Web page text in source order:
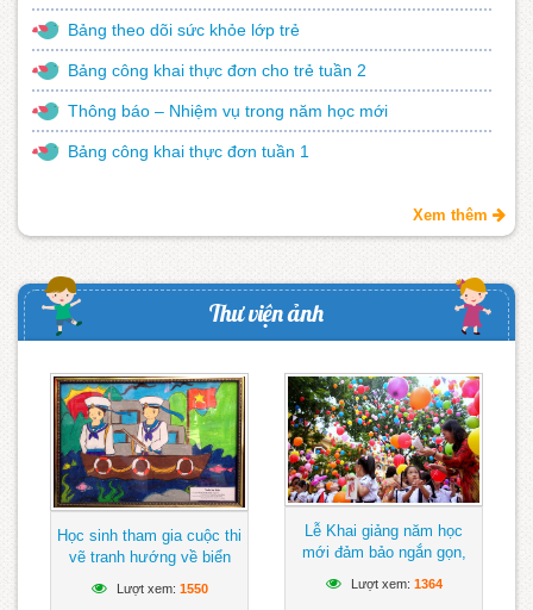
Bảng theo dõi sức khỏe lớp trẻ
Bảng công khai thực đơn cho trẻ tuần 2
Thông báo – Nhiệm vụ trong năm học mới
Bảng công khai thực đơn tuần 1
Xem thêm
Thư viện ảnh
Học sinh tham gia cuộc thi
vẽ tranh hướng về biển
Lượt xem: 1550
Lễ Khai giảng năm học
mới đảm bảo ngắn gọn,
Lượt xem: 1364